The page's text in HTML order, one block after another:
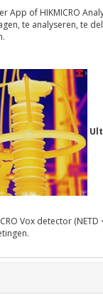
App of HIKMICRO
te analyseren, te
Vox detector (NETD